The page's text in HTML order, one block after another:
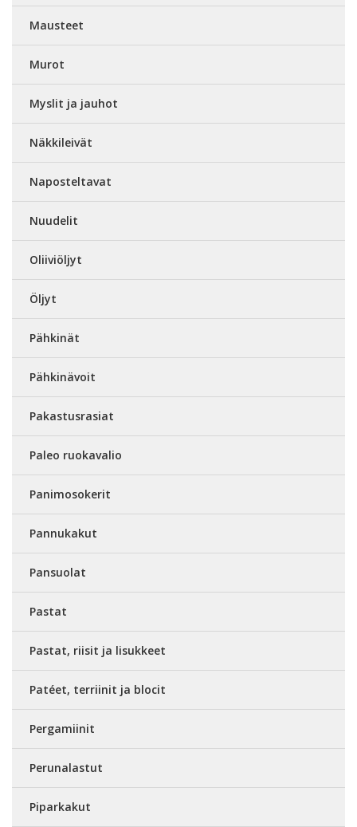
Mausteet
Murot
Myslit ja jauhot
Näkkileivät
Naposteltavat
Nuudelit
Oliiviöljyt
Öljyt
Pähkinät
Pähkinävoit
Pakastusrasiat
Paleo ruokavalio
Panimosokerit
Pannukakut
Pansuolat
Pastat
Pastat, riisit ja lisukkeet
Patéet, terriinit ja blocit
Pergamiinit
Perunalastut
Piparkakut